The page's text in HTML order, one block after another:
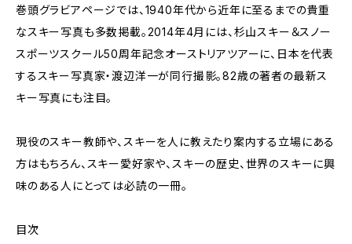
巻頭グラビアページでは、1940年代から近年に至るまでの貴重
なスキー写真も多数掲載。2014年4月には、杉山スキー＆スノー
スポーツスクール50周年記念オーストリアツアーに、日本を代表
するスキー写真家・渡辺洋一が同行撮影。82歳の著者の最新ス
キー写真にも注目。
現役のスキー教師や、スキーを人に教えたり案内する立場にある
方はもちろん、スキー愛好家や、スキーの歴史、世界のスキーに興
味のある人にとっては必読の一冊。
目次